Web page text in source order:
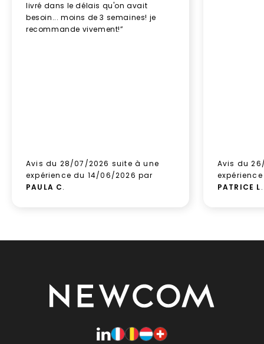
livré dans le délais qu'on avait
besoin... moins de 3 semaines! je
recommande vivement!”
Avis du 28/07/2026 suite à une
expérience du 14/06/2026 par
PAULA C.
Avis du
PATRICE L.